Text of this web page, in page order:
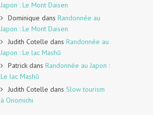
Japon : Le Mont Daisen
Dominique dans Randonnée au
Japon : Le Mont Daisen
Judith Cotelle dans Randonnée au
Japon : Le lac Mashū
Patrick dans Randonnée au Japon :
Le lac Mashū
Judith Cotelle dans Slow tourism
à Onomichi